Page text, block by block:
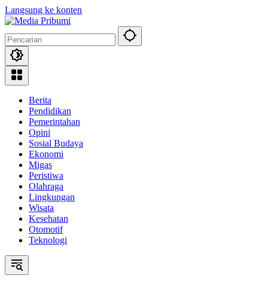
Langsung ke konten
Berita
Pendidikan
Pemerintahan
Opini
Sosial Budaya
Ekonomi
Migas
Peristiwa
Olahraga
Lingkungan
Wisata
Kesehatan
Otomotif
Teknologi